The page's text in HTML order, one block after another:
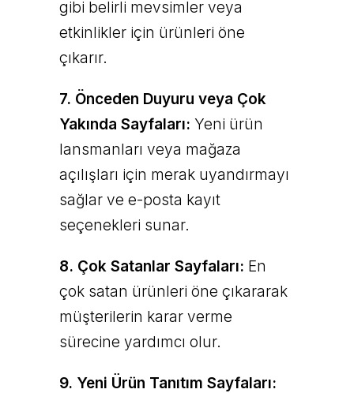
gibi belirli mevsimler veya
etkinlikler için ürünleri öne
çıkarır.
7. Önceden Duyuru veya Çok
Yakında Sayfaları: Yeni ürün
lansmanları veya mağaza
açılışları için merak uyandırmayı
sağlar ve e-posta kayıt
seçenekleri sunar.
8. Çok Satanlar Sayfaları: En
çok satan ürünleri öne çıkararak
müşterilerin karar verme
sürecine yardımcı olur.
9. Yeni Ürün Tanıtım Sayfaları: